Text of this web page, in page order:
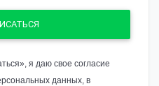
я даю свое согласие
данных, в